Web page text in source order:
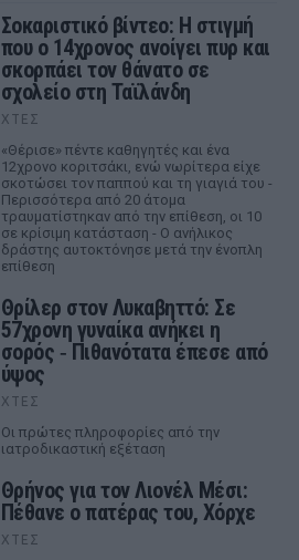
Σοκαριστικό βίντεο: Η στιγμή
που ο 14χρονος ανοίγει πυρ και
σκορπάει τον θάνατο σε
σχολείο στη Ταϊλάνδη
ΧΤΕΣ
«Θέρισε» πέντε καθηγητές και ένα
12χρονο κοριτσάκι, ενώ νωρίτερα είχε
σκοτώσει τον παππού και τη γιαγιά του -
Περισσότερα από 20 άτομα
τραυματίστηκαν από την επίθεση, οι 10
σε κρίσιμη κατάσταση - Ο ανήλικος
δράστης αυτοκτόνησε μετά την ένοπλη
επίθεση
Θρίλερ στον Λυκαβηττό: Σε
57χρονη γυναίκα ανήκει η
σορός ‑ Πιθανότατα έπεσε από
ύψος
ΧΤΕΣ
Οι πρώτες πληροφορίες από την
ιατροδικαστική εξέταση
Θρήνος για τον Λιονέλ Μέσι:
Πέθανε ο πατέρας του, Χόρχε
ΧΤΕΣ